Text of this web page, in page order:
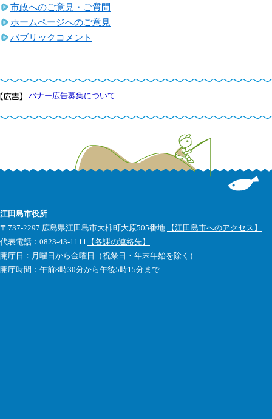
市政へのご意見・ご質問
ホームページへのご意見
パブリックコメント
バナー広告募集について
江田島市役所
〒737-2297 広島県江田島市大柿町大原505番地
【江田島市へのアクセス】
代表電話：0823-43-1111 【各課の連絡先】
開庁日：月曜日から金曜日（祝祭日・年末年始を除く）
開庁時間：午前8時30分から午後5時15分まで